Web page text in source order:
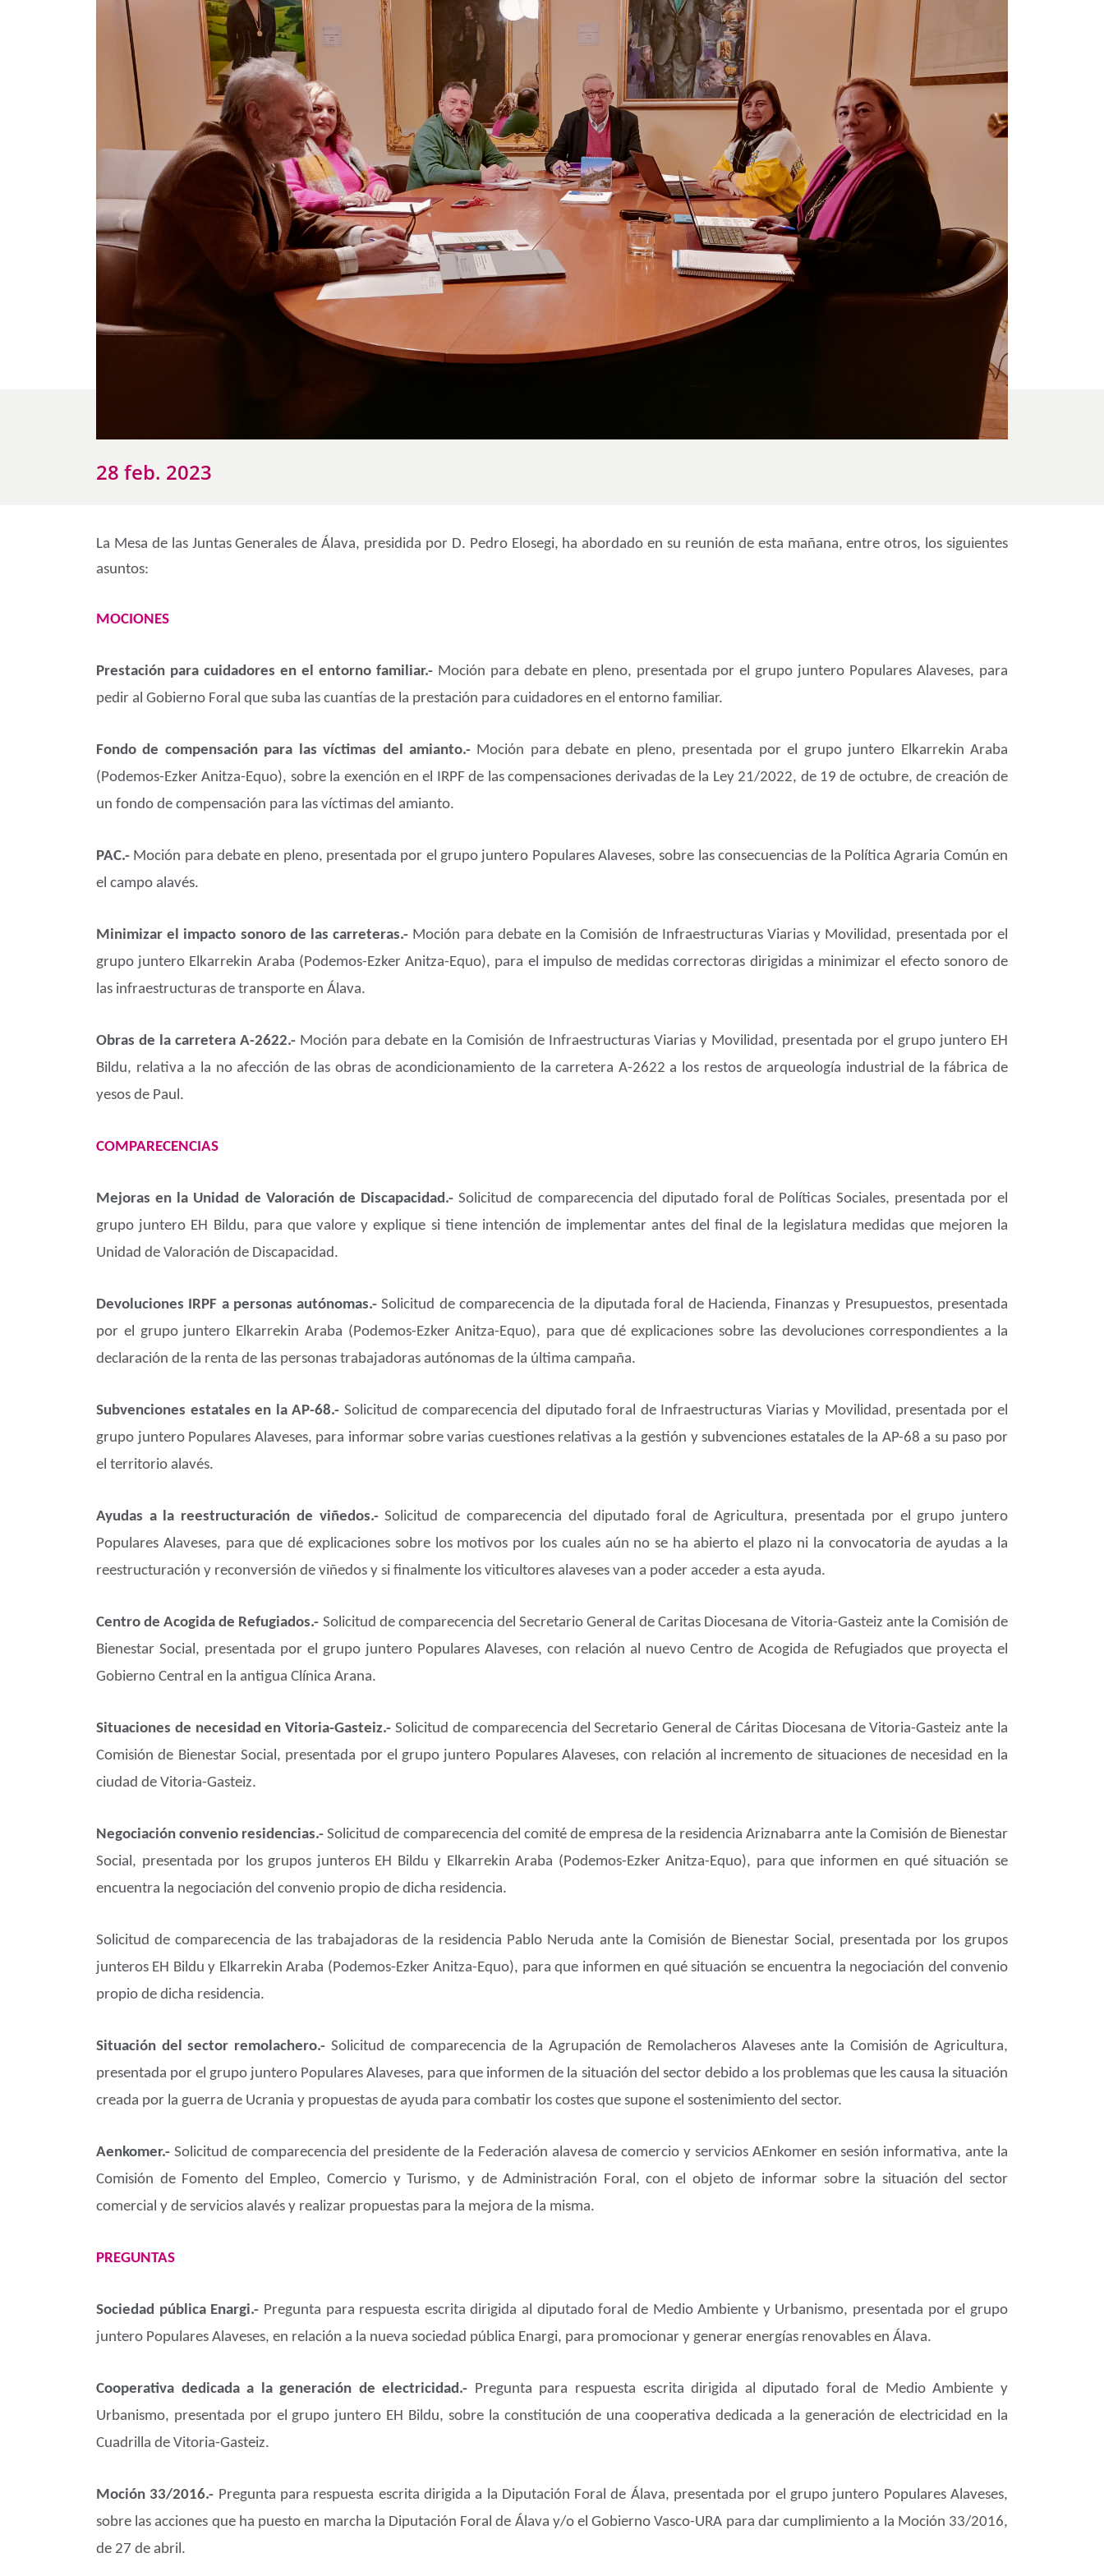
28 feb. 2023
La Mesa de las Juntas Generales de Álava, presidida por D. Pedro Elosegi, ha abordado en su reunión de esta mañana, entre otros, los siguientes
asuntos:
MOCIONES
Prestación para cuidadores en el entorno familiar.- Moción para debate en pleno, presentada por el grupo juntero Populares Alaveses, para
pedir al Gobierno Foral que suba las cuantías de la prestación para cuidadores en el entorno familiar.
Fondo de compensación para las víctimas del amianto.- Moción para debate en pleno, presentada por el grupo juntero Elkarrekin Araba
(Podemos-Ezker Anitza-Equo), sobre la exención en el IRPF de las compensaciones derivadas de la Ley 21/2022, de 19 de octubre, de creación de
un fondo de compensación para las víctimas del amianto.
PAC.- Moción para debate en pleno, presentada por el grupo juntero Populares Alaveses, sobre las consecuencias de la Política Agraria Común en
el campo alavés.
Minimizar el impacto sonoro de las carreteras.- Moción para debate en la Comisión de Infraestructuras Viarias y Movilidad, presentada por el
grupo juntero Elkarrekin Araba (Podemos-Ezker Anitza-Equo), para el impulso de medidas correctoras dirigidas a minimizar el efecto sonoro de
las infraestructuras de transporte en Álava.
Obras de la carretera A-2622.- Moción para debate en la Comisión de Infraestructuras Viarias y Movilidad, presentada por el grupo juntero EH
Bildu, relativa a la no afección de las obras de acondicionamiento de la carretera A-2622 a los restos de arqueología industrial de la fábrica de
yesos de Paul.
COMPARECENCIAS
Mejoras en la Unidad de Valoración de Discapacidad.-Solicitud de comparecencia del diputado foral de Políticas Sociales, presentada por el
grupo juntero EH Bildu, para que valore y explique si tiene intención de implementar antes del final de la legislatura medidas que mejoren la
Unidad de Valoración de Discapacidad.
Devoluciones IRPF a personas autónomas.-Solicitud de comparecencia de la diputada foral de Hacienda, Finanzas y Presupuestos, presentada
por el grupo juntero Elkarrekin Araba (Podemos-Ezker Anitza-Equo), para que dé explicaciones sobre las devoluciones correspondientes a la
declaración de la renta de las personas trabajadoras autónomas de la última campaña.
Subvenciones estatales en la AP-68.- Solicitud de comparecencia del diputado foral de Infraestructuras Viarias y Movilidad, presentada por el
grupo juntero Populares Alaveses, para informar sobre varias cuestiones relativas a la gestión y subvenciones estatales de la AP-68 a su paso por
el territorio alavés.
Ayudas a la reestructuración de viñedos.-Solicitud de comparecencia del diputado foral de Agricultura, presentada por el grupo juntero
Populares Alaveses, para que dé explicaciones sobre los motivos por los cuales aún no se ha abierto el plazo ni la convocatoria de ayudas a la
reestructuración y reconversión de viñedos y si finalmente los viticultores alaveses van a poder acceder a esta ayuda.
Centro de Acogida de Refugiados.- Solicitud de comparecencia del Secretario General de Caritas Diocesana de Vitoria-Gasteiz ante la Comisión de
Bienestar Social, presentada por el grupo juntero Populares Alaveses, con relación al nuevo Centro de Acogida de Refugiados que proyecta el
Gobierno Central en la antigua Clínica Arana.
Situaciones de necesidad en Vitoria-Gasteiz.-Solicitud de comparecencia del Secretario General de Cáritas Diocesana de Vitoria-Gasteiz ante la
Comisión de Bienestar Social, presentada por el grupo juntero Populares Alaveses, con relación al incremento de situaciones de necesidad en la
ciudad de Vitoria-Gasteiz.
Negociación convenio residencias.-Solicitud de comparecencia del comité de empresa de la residencia Ariznabarra ante la Comisión de Bienestar
Social, presentada por los grupos junteros EH Bildu y Elkarrekin Araba (Podemos-Ezker Anitza-Equo), para que informen en qué situación se
encuentra la negociación del convenio propio de dicha residencia.
Solicitud de comparecencia de las trabajadoras de la residencia Pablo Neruda ante la Comisión de Bienestar Social, presentada por los grupos
junteros EH Bildu y Elkarrekin Araba (Podemos-Ezker Anitza-Equo), para que informen en qué situación se encuentra la negociación del convenio
propio de dicha residencia.
Situación del sector remolachero.- Solicitud de comparecencia de la Agrupación de Remolacheros Alaveses ante la Comisión de Agricultura,
presentada por el grupo juntero Populares Alaveses, para que informen de la situación del sector debido a los problemas que les causa la situación
creada por la guerra de Ucrania y propuestas de ayuda para combatir los costes que supone el sostenimiento del sector.
Aenkomer.- Solicitud de comparecencia del presidente de la Federación alavesa de comercio y servicios AEnkomer en sesión informativa, ante la
Comisión de Fomento del Empleo, Comercio y Turismo, y de Administración Foral, con el objeto de informar sobre la situación del sector
comercial y de servicios alavés y realizar propuestas para la mejora de la misma.
PREGUNTAS
Sociedad pública Enargi.- Pregunta para respuesta escrita dirigida al diputado foral de Medio Ambiente y Urbanismo, presentada por el grupo
juntero Populares Alaveses, en relación a la nueva sociedad pública Enargi, para promocionar y generar energías renovables en Álava.
Cooperativa dedicada a la generación de electricidad.- Pregunta para respuesta escrita dirigida al diputado foral de Medio Ambiente y
Urbanismo, presentada por el grupo juntero EH Bildu, sobre la constitución de una cooperativa dedicada a la generación de electricidad en la
Cuadrilla de Vitoria-Gasteiz.
Moción 33/2016.- Pregunta para respuesta escrita dirigida a la Diputación Foral de Álava, presentada por el grupo juntero Populares Alaveses,
sobre las acciones que ha puesto en marcha la Diputación Foral de Álava y/o el Gobierno Vasco-URA para dar cumplimiento a la Moción 33/2016,
de 27 de abril.